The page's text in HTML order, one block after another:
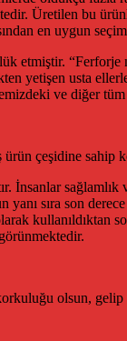
Üretilen bu
en uygun
etmiştir.
yetişen usta
ve diğer
çeşidine sahip
sıra son
kullanıldıktan
olsun,